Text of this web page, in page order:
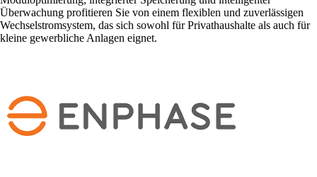
Überwachung profitieren Sie von einem flexiblen und zuverlässigen
Wechselstromsystem, das sich sowohl für Privathaushalte als auch für
kleine gewerbliche Anlagen eignet.